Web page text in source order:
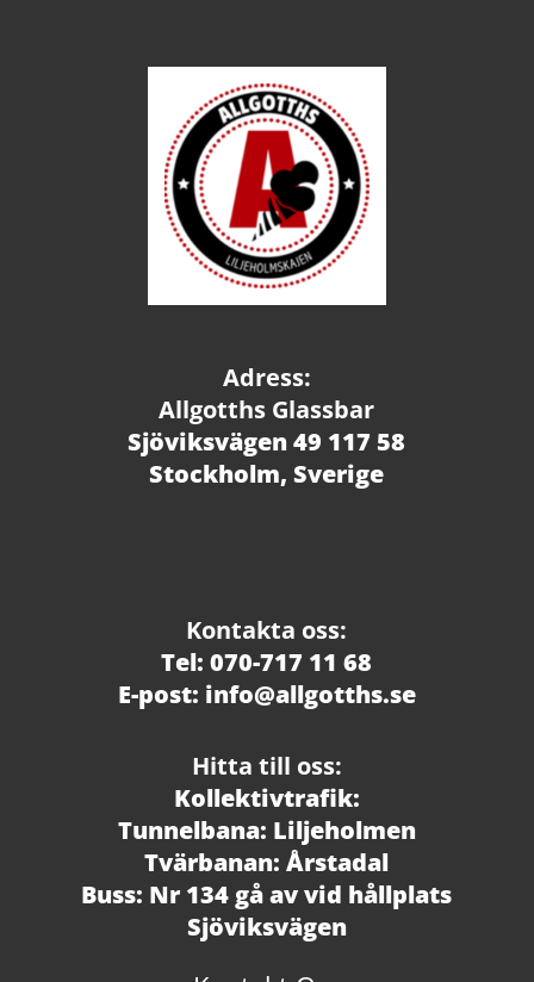
Adress:
Allgotths Glassbar
Sjöviksvägen 49 117 58
Stockholm, Sverige
Kontakta oss:
Tel: 070-717 11 68
E-post: info@allgotths.se
Hitta till oss:
Kollektivtrafik:
Tunnelbana: Liljeholmen
Tvärbanan: Årstadal
Buss: Nr 134 gå av vid hållplats
Sjöviksvägen